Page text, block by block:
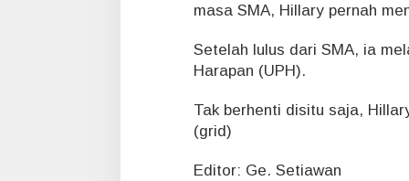
masa SMA, Hillary pernah
Setelah lulus dari SMA, ia
Harapan (UPH).
Tak berhenti disitu saja,
(grid)
Editor: Ge. Setiawan